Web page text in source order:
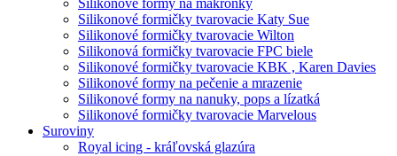
Silikonové formy na makronky
Silikonové formičky tvarovacie Katy Sue
Silikonové formičky tvarovacie Wilton
Silikonová formičky tvarovacie FPC biele
Silikonové formičky tvarovacie KBK , Karen Davies
Silikonové formy na pečenie a mrazenie
Silikonové formy na nanuky, pops a lízatká
Silikonové formičky tvarovacie Marvelous
Suroviny
Royal icing - kráľovská glazúra